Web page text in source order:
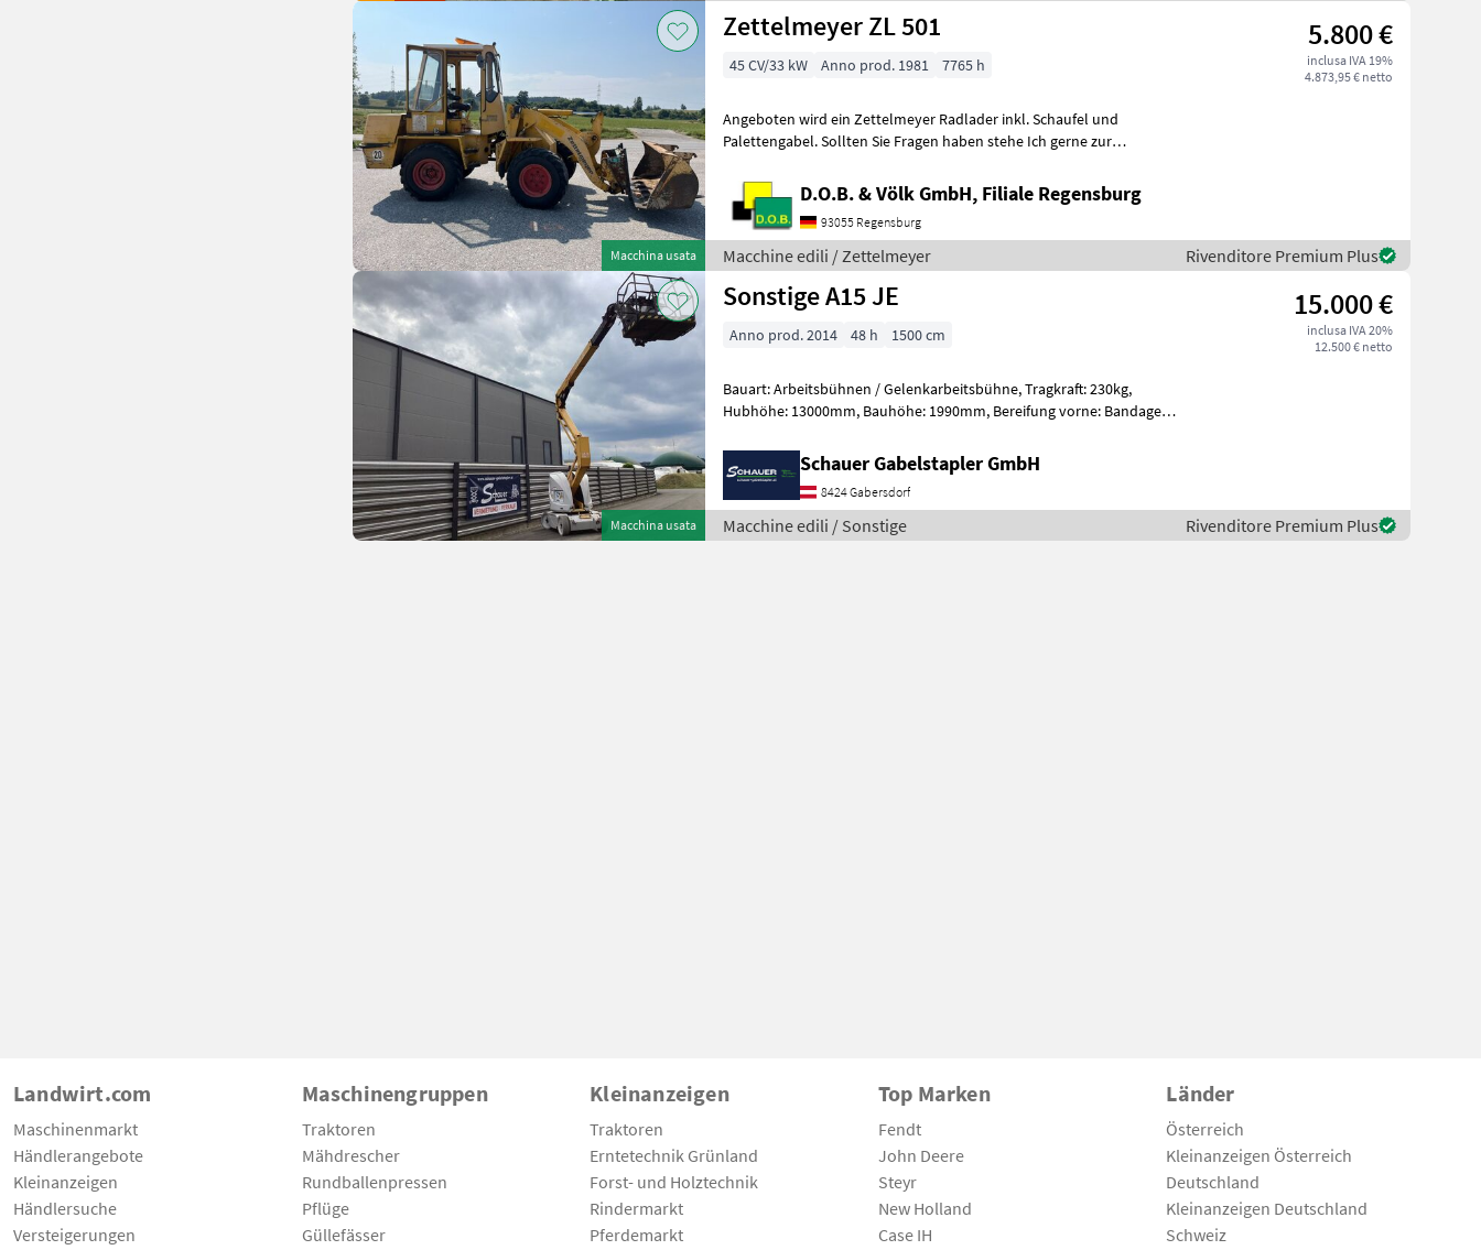
Macchina usata
Zettelmeyer ZL 501 5.800 €
inclusa IVA 19%
4.873,95 € netto
45 CV/33 kW Anno prod. 1981 7765 h
Angeboten wird ein Zettelmeyer Radlader inkl. Schaufel und
Palettengabel. Sollten Sie Fragen haben stehe Ich gerne zur
D.O.B. & Völk GmbH, Filiale Regensburg
93055 Regensburg
Macchine edili / Zettelmeyer Rivenditore Premium Plus
Macchina usata
Sonstige A15 JE 15.000 €
inclusa IVA 20%
12.500 € netto
Anno prod. 2014 48 h 1500 cm
Bauart: Arbeitsbühnen / Gelenkarbeitsbühne, Tragkraft: 230kg,
Hubhöhe: 13000mm, Bauhöhe: 1990mm, Bereifung vorne: Bandagen
Schauer Gabelstapler GmbH
8424 Gabersdorf
Macchine edili / Sonstige Rivenditore Premium Plus
Landwirt.com
Maschinenmarkt
Händlerangebote
Kleinanzeigen
Händlersuche
Versteigerungen
Maschinengruppen
Traktoren
Mähdrescher
Rundballenpressen
Pflüge
Güllefässer
Kleinanzeigen
Traktoren
Erntetechnik Grünland
Forst- und Holztechnik
Rindermarkt
Pferdemarkt
Top Marken
Fendt
John Deere
Steyr
New Holland
Case IH
Länder
Österreich
Kleinanzeigen Österreich
Deutschland
Kleinanzeigen Deutschland
Schweiz